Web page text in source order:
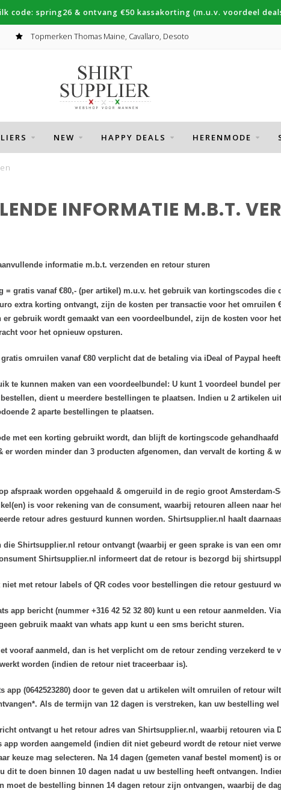
code: spring26 & ontvang €50 kassakorting (m.u.v. voordeel
Topmerken Thomas Maine, Cavallaro, Desoto
NEW HAPPY DEALS HERENMODE
INFORMATIE M.B.T.
informatie m.b.t. verzenden en retour sturen
= gratis vanaf €80,- (per artikel) m.u.v. het gebruik van kortingscodes die
extra korting ontvangt, zijn de kosten per transactie voor het omruilen
gebruik wordt gemaakt van een voordeelbundel, zijn de kosten voor
voor het opnieuw opsturen.
omruilen vanaf €80 verplicht dat de betaling via iDeal of Paypal
te kunnen maken van een voordeelbundel: U kunt 1 voordeel bundel
dient u meerdere bestellingen te plaatsen. Indien u 2 artikelen
2 aparte bestellingen te plaatsen.
met een korting gebruikt wordt, dan blijft de kortingscode
er worden minder dan 3 producten afgenomen, dan vervalt de korting &
afspraak worden opgehaald & omgeruild in de regio groot Amsterdam-
is voor rekening van de consument, waarbij retouren alleen naar
retour adres gestuurd kunnen worden. Shirtsupplier.nl haalt
Shirtsupplier.nl retour ontvangt (waarbij er geen sprake is van een
Shirtsupplier.nl informeert dat de retour is bezorgd bij
met retour labels of QR codes voor bestellingen die retour gestuurd
app bericht (nummer +316 42 52 32 80) kunt u een retour aanmelden.
gebruik maakt van whats app kunt u een sms bericht sturen.
vooraf aanmeld, dan is het verplicht om de retour zending verzekerd
worden (indien de retour niet traceerbaar is).
app(0642523280) door te geven dat u artikelen wilt omruilen of retour
Als de termijn van 12 dagen is verstreken, kan uw bestelling
ontvangt u het retour adres van Shirtsupplier.nl, waarbij retouren via
worden aangemeld (indien dit niet gebeurd wordt de retour niet
keuze mag selecteren. Na 14 dagen (gemeten vanaf bestel moment)
dit te doen binnen 10 dagen nadat u uw bestelling heeft ontvangen.
moet de bestelling binnen 14 dagen retour zijn ontvangen, waarbij de